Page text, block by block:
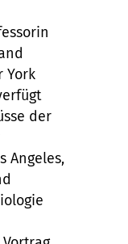
York
der
Angeles,